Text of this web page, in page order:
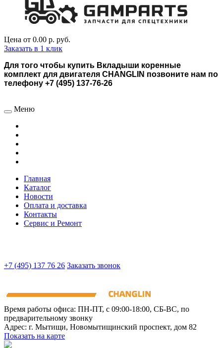
Цена от 0.00 р. руб.
Заказать в 1 клик
Для того чтобы купить Вкладыши коренные
комплект для двигателя CHANGLIN позвоните нам по
телефону +7 (495) 137-76-26
Меню
Главная
Каталог
Новости
Оплата и доставка
Контакты
Сервис и Ремонт
+7 (495) 137 76 26 Заказать звонок
Время работы офиса: ПН-ПТ, с 09:00-18:00, СБ-ВС, по
предварительному звонку
Адрес: г. Мытищи, Новомытищинский проспект, дом 82
Показать на карте